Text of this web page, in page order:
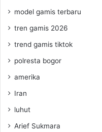
model gamis terbaru
tren gamis 2026
trend gamis tiktok
polresta bogor
amerika
Iran
luhut
Arief Sukmara